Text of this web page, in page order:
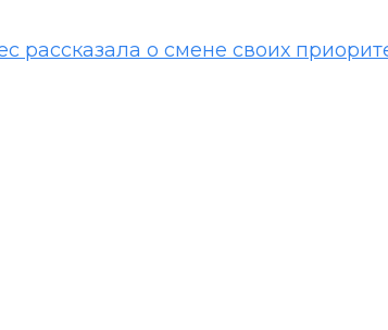
о смене своих